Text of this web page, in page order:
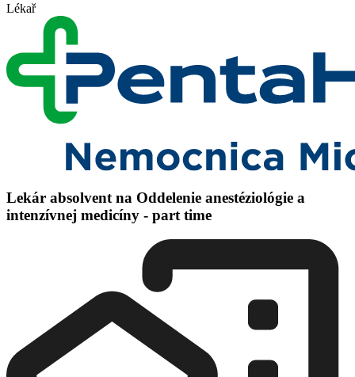
Lékař
Lekár absolvent na Oddelenie anestéziológie a
intenzívnej medicíny - part time